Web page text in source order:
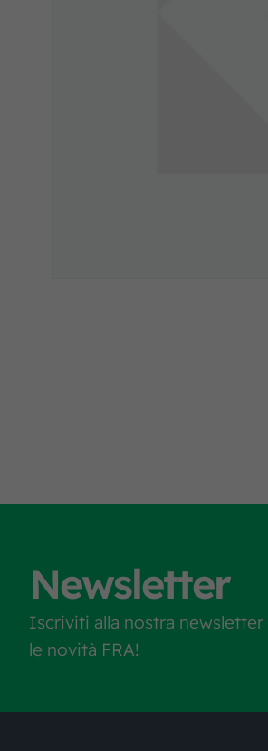
Newsletter
Iscriviti alla nostra
le novità FRA!